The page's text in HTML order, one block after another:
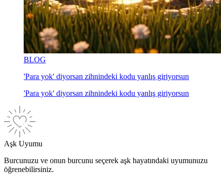
BLOG
'Para yok' diyorsan zihnindeki kodu yanlış giriyorsun
'Para yok' diyorsan zihnindeki kodu yanlış giriyorsun
Aşk Uyumu
Burcunuzu ve onun burcunu seçerek aşk hayatındaki uyumunuzu
öğrenebilirsiniz.